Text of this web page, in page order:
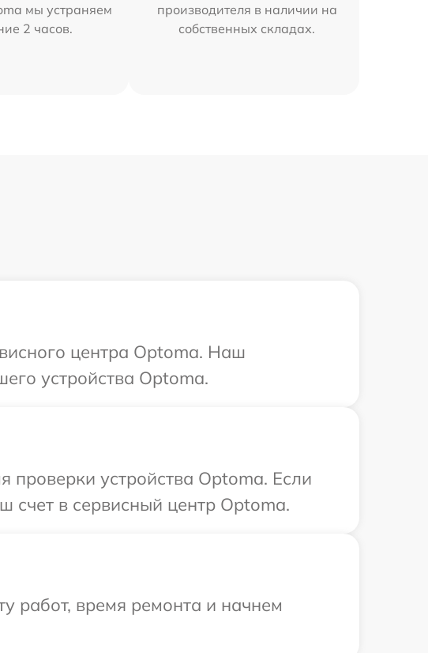
мы устраняем
2 часов.
производителя в наличии на
собственных складах.
центра Optoma. Наш
устройства Optoma.
устройства Optoma. Если
счет в сервисный центр Optoma.
работ, время ремонта и начнем